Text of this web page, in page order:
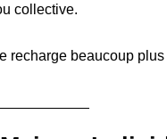
collective.
recharge beaucoup